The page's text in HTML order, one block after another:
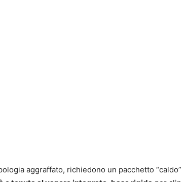
aggraffato, richiedono un pacchetto “caldo”